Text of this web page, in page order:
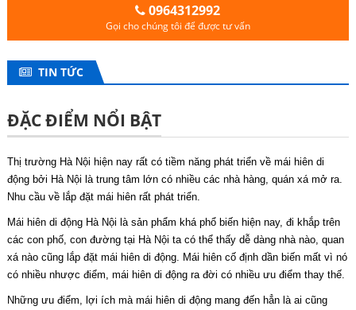
0964312992
Gọi cho chúng tôi để được tư vấn
TIN TỨC
ĐẶC ĐIỂM NỔI BẬT
Thị trường Hà Nội hiện nay rất có tiềm năng phát triển về mái hiên di
động bởi Hà Nội là trung tâm lớn có nhiều các nhà hàng, quán xá mở ra.
Nhu cầu về lắp đặt mái hiên rất phát triển.
Mái hiên di động Hà Nội là sản phẩm khá phổ biến hiện nay, đi khắp trên
các con phố, con đường tại Hà Nội ta có thể thấy dễ dàng nhà nào, quan
xá nào cũng lắp đặt mái hiên di động. Mái hiên cố định dần biến mất vì nó
có nhiều nhược điểm, mái hiên di động ra đời có nhiều ưu điểm thay thế.
Những ưu điểm, lợi ích mà mái hiên di động mang đến hẳn là ai cũng